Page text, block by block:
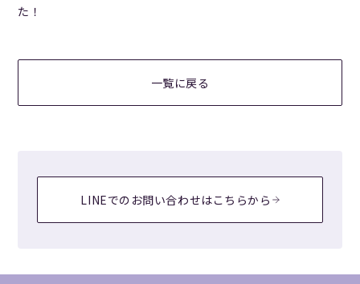
た！
一覧に戻る
LINEでのお問い合わせはこちらから